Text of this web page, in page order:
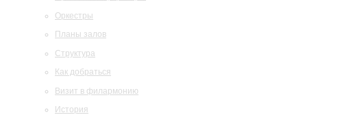
Оркестры
Планы залов
Структура
Как добраться
Визит в филармонию
История